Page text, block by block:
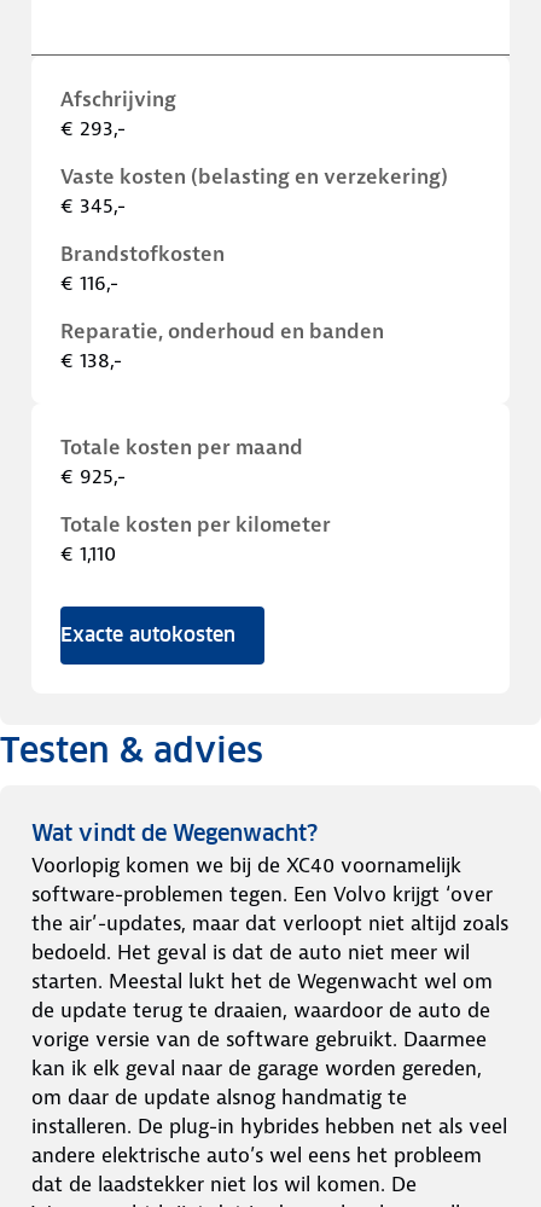
Afschrijving
€ 293,-
Vaste kosten (belasting en verzekering)
€ 345,-
Brandstofkosten
€ 116,-
Reparatie, onderhoud en banden
€ 138,-
Totale kosten per maand
€ 925,-
Totale kosten per kilometer
€ 1,110
Exacte autokosten
Testen & advies
Wat vindt de Wegenwacht?
Voorlopig komen we bij de XC40 voornamelijk
software-problemen tegen. Een Volvo krijgt ‘over
the air’-updates, maar dat verloopt niet altijd zoals
bedoeld. Het geval is dat de auto niet meer wil
starten. Meestal lukt het de Wegenwacht wel om
de update terug te draaien, waardoor de auto de
vorige versie van de software gebruikt. Daarmee
kan ik elk geval naar de garage worden gereden,
om daar de update alsnog handmatig te
installeren. De plug-in hybrides hebben net als veel
andere elektrische auto’s wel eens het probleem
dat de laadstekker niet los wil komen. De